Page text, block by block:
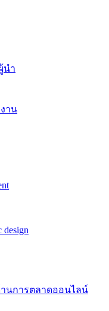
นำ
าน
นการตลาดออนไลน์